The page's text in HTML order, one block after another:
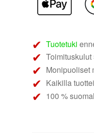
Tuotetuki
Monipuoliset
Kaikilla
100 %